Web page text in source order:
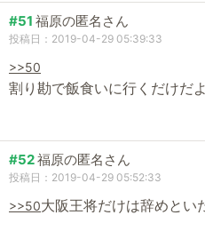
#51 福原の匿名さん
投稿日：2019-04-29 05:39:33
>>50
割り勘で飯食いに行くだけだよ
#52福原の匿名さん
投稿日：2019-04-29 05:52:33
>>50大阪王将だけは辞めとい